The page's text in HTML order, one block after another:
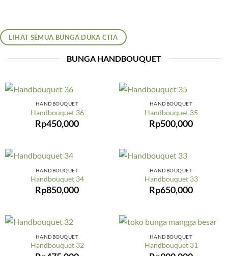
LIHAT SEMUA BUNGA DUKA CITA
BUNGA HANDBOUQUET
HANDBOUQUET
Handbouquet 36
Rp450,000
HANDBOUQUET
Handbouquet 35
Rp500,000
HANDBOUQUET
Handbouquet 34
Rp850,000
HANDBOUQUET
Handbouquet 33
Rp650,000
HANDBOUQUET
Handbouquet 32
HANDBOUQUET
Handbouquet 31